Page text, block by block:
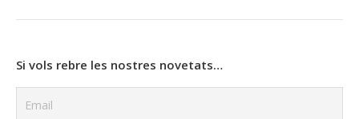
Si vols rebre les nostres novetats…